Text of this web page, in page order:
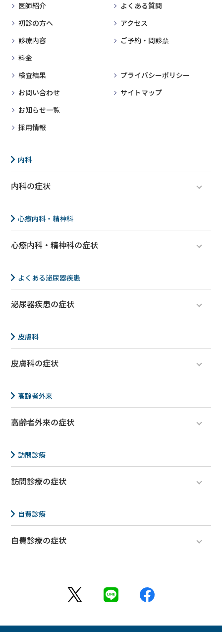
医師紹介
初診の方へ
診療内容
料金
よくある質問
アクセス
ご予約・問診票
検査結果
お問い合わせ
お知らせ一覧
採用情報
プライバシーポリシー
サイトマップ
内科
内科の症状
発熱
麻疹
更年期障害
高血圧
心療内科・精神科
心療内科・精神科の症状
適応障害
うつ病
不眠症
よくある泌尿器疾患
泌尿器疾患の症状
尿道炎
皮膚科
皮膚科の症状
皮膚炎
帯状疱疹
高齢者外来
高齢者外来の症状
介護相談（主治医意見書が必要な方）
訪問診療
訪問診療の症状
自費診療
自費診療の症状